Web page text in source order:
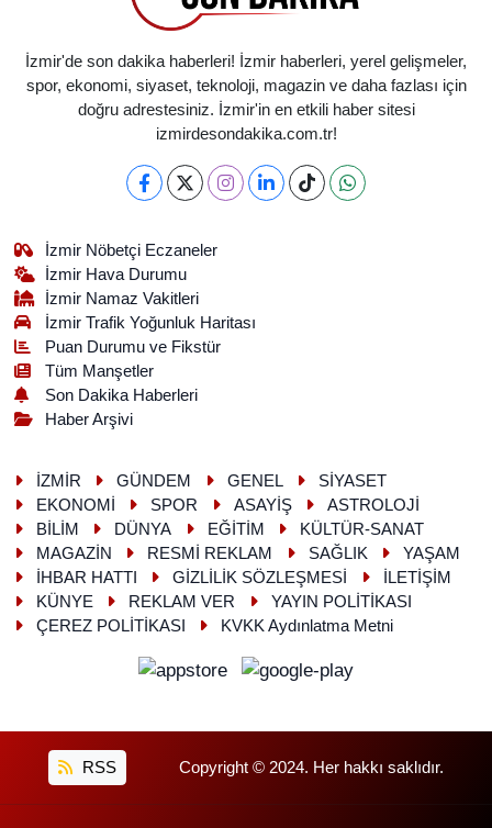
İzmir'de son dakika haberleri! İzmir haberleri, yerel gelişmeler,
spor, ekonomi, siyaset, teknoloji, magazin ve daha fazlası için
doğru adrestesiniz. İzmir'in en etkili haber sitesi
izmirdesondakika.com.tr!
İzmir Nöbetçi Eczaneler
İzmir Hava Durumu
İzmir Namaz Vakitleri
İzmir Trafik Yoğunluk Haritası
Puan Durumu ve Fikstür
Tüm Manşetler
Son Dakika Haberleri
Haber Arşivi
İZMİR GÜNDEM GENEL
SİYASET
EKONOMİ
SPOR ASAYİŞ
ASTROLOJİ
BİLİM
DÜNYA EĞİTİM
KÜLTÜR-SANAT
MAGAZİN
RESMİ REKLAM SAĞLIK
YAŞAM
İHBAR HATTI
GİZLİLİK SÖZLEŞMESİ
İLETİŞİM
KÜNYE
REKLAM VER
YAYIN POLİTİKASI
ÇEREZ POLİTİKASI
KVKK Aydınlatma Metni
RSS Copyright © 2024. Her hakkı saklıdır.